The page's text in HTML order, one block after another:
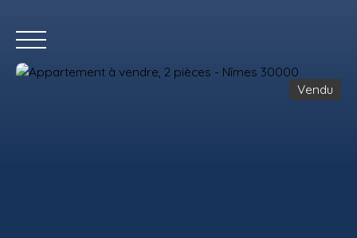
Vendu